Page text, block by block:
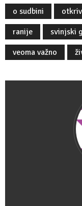
o sudbini
ranije
svinjski
veoma važno